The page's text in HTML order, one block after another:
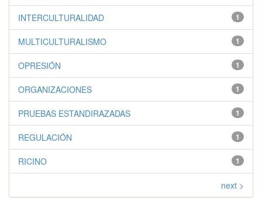
1
INTERCULTURALIDAD
1
MULTICULTURALISMO
1
OPRESIÓN
1
ORGANIZACIONES
1
PRUEBAS ESTANDIRAZADAS
1
REGULACIÓN
1
RICINO
next >